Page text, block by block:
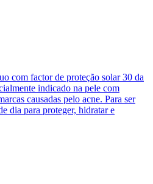
com factor de proteção solar 30 da
indicado na pele com
causadas pelo acne. Para ser
dia para proteger, hidratar e